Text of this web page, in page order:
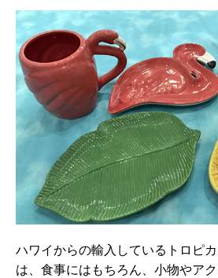
ハワイからの輸入しているトロピ
は、食事にはもちろん、小物やア